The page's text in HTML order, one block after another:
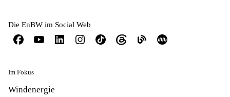
Die EnBW im Social Web
Im Fokus
Windenergie